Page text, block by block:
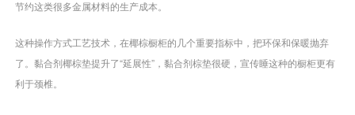
节约这类很多金属材料的生产成本。
这种操作方式工艺技术，在椰棕橱柜的几个重要指标中，把环保和保暖抛弃
了。黏合剂椰棕垫提升了“延展性”，黏合剂棕垫很硬，宣传睡这种的橱柜更有
利于颈椎。